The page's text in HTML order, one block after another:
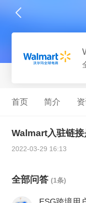
首页 简介
Walmart入驻链接
2022-03-29 16:13
全部问答 (1条)